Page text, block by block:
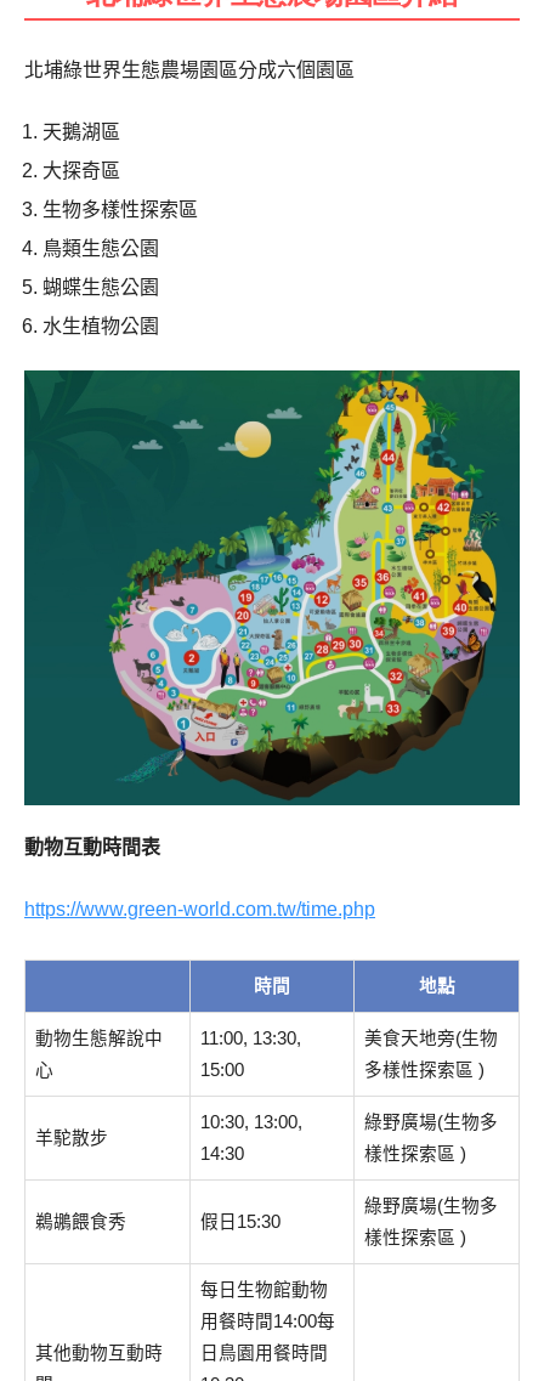
北埔綠世界生態農場園區分成六個園區
天鵝湖區
大探奇區
生物多樣性探索區
鳥類生態公園
蝴蝶生態公園
水生植物公園
動物互動時間表
https://www.green-world.com.tw/time.php
時間 地點
動物生態解說中
心
11:00, 13:30,
15:00
美食天地旁(生物
多樣性探索區 )
羊駝散步
10:30, 13:00,
14:30
綠野廣場(生物多
樣性探索區 )
鵜鶘餵食秀 假日15:30
綠野廣場(生物多
樣性探索區 )
其他動物互動時
每日生物館動物
用餐時間14:00每
日鳥園用餐時間